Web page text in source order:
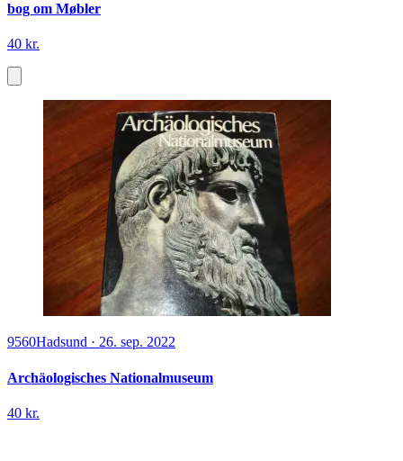
bog om Møbler
40 kr.
9560Hadsund · 26. sep. 2022
Archäologisches Nationalmuseum
40 kr.